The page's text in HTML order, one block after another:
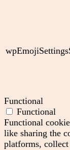
Functional
Functional
Functional
like sharing the
platforms, collect